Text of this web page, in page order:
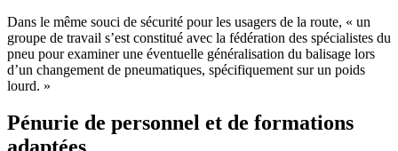
Dans le même souci de sécurité pour les usagers de la route, « un
groupe de travail s’est constitué avec la fédération des spécialistes du
pneu pour examiner une éventuelle généralisation du balisage lors
d’un changement de pneumatiques, spécifiquement sur un poids
lourd. »
Pénurie de personnel et de formations